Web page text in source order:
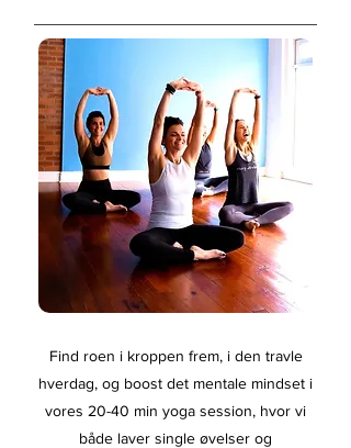
Find roen i kroppen frem, i den travle
hverdag, og boost det mentale mindset i
vores 20-40 min yoga session, hvor vi
både laver single øvelser og